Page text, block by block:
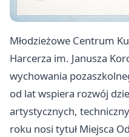
Młodzieżowe Centrum
Harcerza im. Janusza
wychowania
od lat wspiera rozwój
artystycznych,
roku nosi tytuł Miejsca